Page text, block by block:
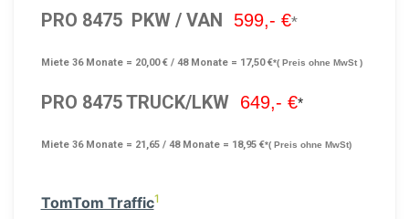
PRO 8475 PKW / VAN 599,- €*
Miete 36 Monate = 20,00 € / 48 Monate = 17,50 €*( Preis ohne MwSt )
PRO 8475 TRUCK/LKW 649,- €*
Miete 36 Monate = 21,65 / 48 Monate = 18,95 €*( Preis ohne MwSt)
TomTom Traffic1